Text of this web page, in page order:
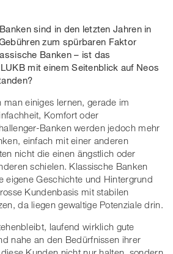
sind in den letzten Jahren in
zum spürbaren Faktor
Banken – ist das
mit einem Seitenblick auf Neos
einiges lernen, gerade im
Komfort oder
Banken werden jedoch mehr
einfach mit einer anderen
nicht die einen ängstlich oder
schielen. Klassische Banken
eigene Geschichte und Hintergrund
Kundenbasis mit stabilen
da liegen gewaltige Potenziale drin.
laufend wirklich gute
nahe an den Bedürfnissen ihrer